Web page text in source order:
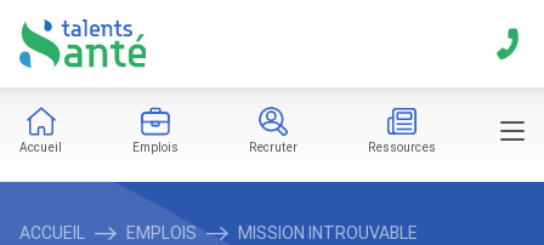
Accueil Emplois Recruter Ressources
ACCUEIL EMPLOIS MISSION INTROUVABLE